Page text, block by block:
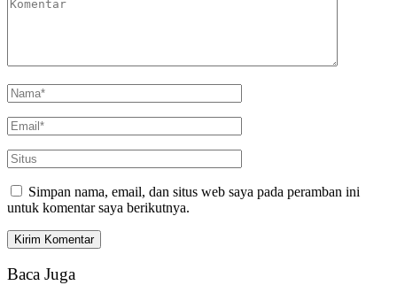
Simpan nama, email, dan situs web saya pada peramban ini
untuk komentar saya berikutnya.
Baca Juga